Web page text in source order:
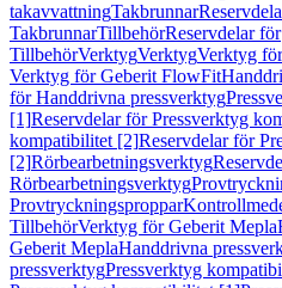
takavvattningTakbrunnar
TakbrunnarTillbehörReservdelar för
TillbehörVerktygVerktygVerktyg
Verktyg för Geberit FlowFit
för Handdrivna pressverktyg
[1]Reservdelar för Pressverktyg
kompatibilitet [2]Reservdelar för
[2]Rörbearbetningsverktyg
Rörbearbetningsverktyg
Provtryckningsproppar
TillbehörVerktyg för Geberit Mepla
Geberit MeplaHanddrivna
pressverktygPressverktyg